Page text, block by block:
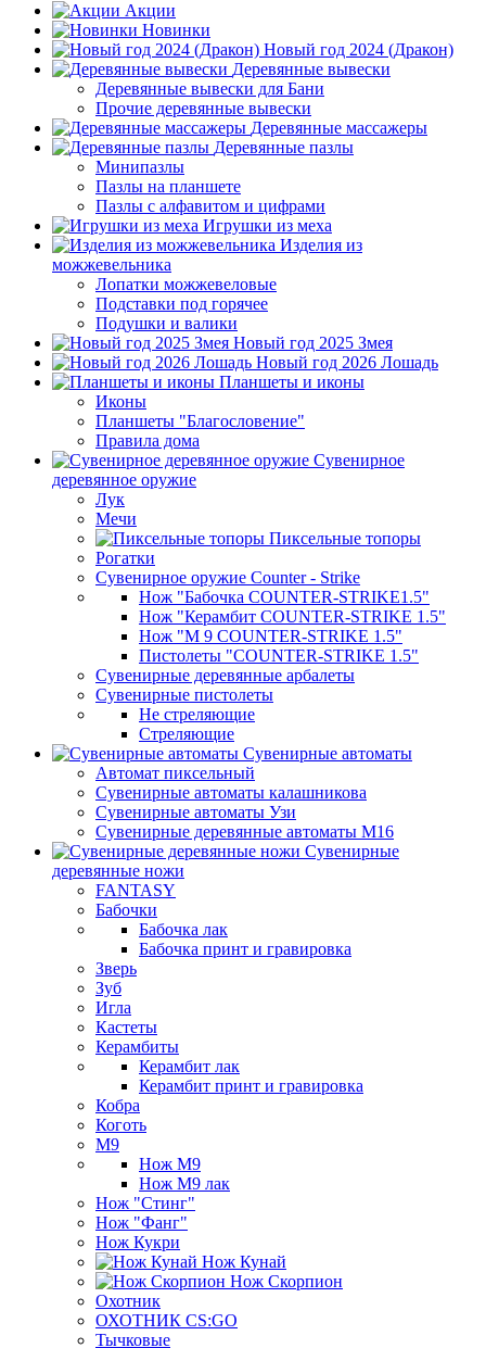
Акции
Новинки
Новый год 2024 (Дракон)
Деревянные вывески
Деревянные вывески для Бани
Прочие деревянные вывески
Деревянные массажеры
Деревянные пазлы
Минипазлы
Пазлы на планшете
Пазлы с алфавитом и цифрами
Игрушки из меха
Изделия из
можжевельника
Лопатки можжевеловые
Подставки под горячее
Подушки и валики
Новый год 2025 Змея
Новый год 2026 Лошадь
Планшеты и иконы
Иконы
Планшеты "Благословение"
Правила дома
Сувенирное
деревянное оружие
Лук
Мечи
Пиксельные топоры
Рогатки
Сувенирное оружие Counter - Strike
Нож "Бабочка COUNTER-STRIKE1.5"
Нож "Керамбит COUNTER-STRIKE 1.5"
Нож "М 9 COUNTER-STRIKE 1.5"
Пистолеты "COUNTER-STRIKE 1.5"
Сувенирные деревянные арбалеты
Сувенирные пистолеты
Не стреляющие
Стреляющие
Сувенирные автоматы
Автомат пиксельный
Сувенирные автоматы калашникова
Сувенирные автоматы Узи
Сувенирные деревянные автоматы М16
Сувенирные
деревянные ножи
FANTASY
Бабочки
Бабочка лак
Бабочка принт и гравировка
Зверь
Зуб
Игла
Кастеты
Керамбиты
Керамбит лак
Керамбит принт и гравировка
Кобра
Коготь
М9
Нож М9
Нож М9 лак
Нож "Стинг"
Нож "Фанг"
Нож Кукри
Нож Кунай
Нож Скорпион
Охотник
ОХОТНИК CS:GO
Тычковые